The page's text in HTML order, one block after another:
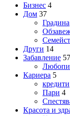
Бизнес 4
Дом 37
Градина
Други 14
Забавление 57
Кариера 5
кредити
Пари 4
Красота и